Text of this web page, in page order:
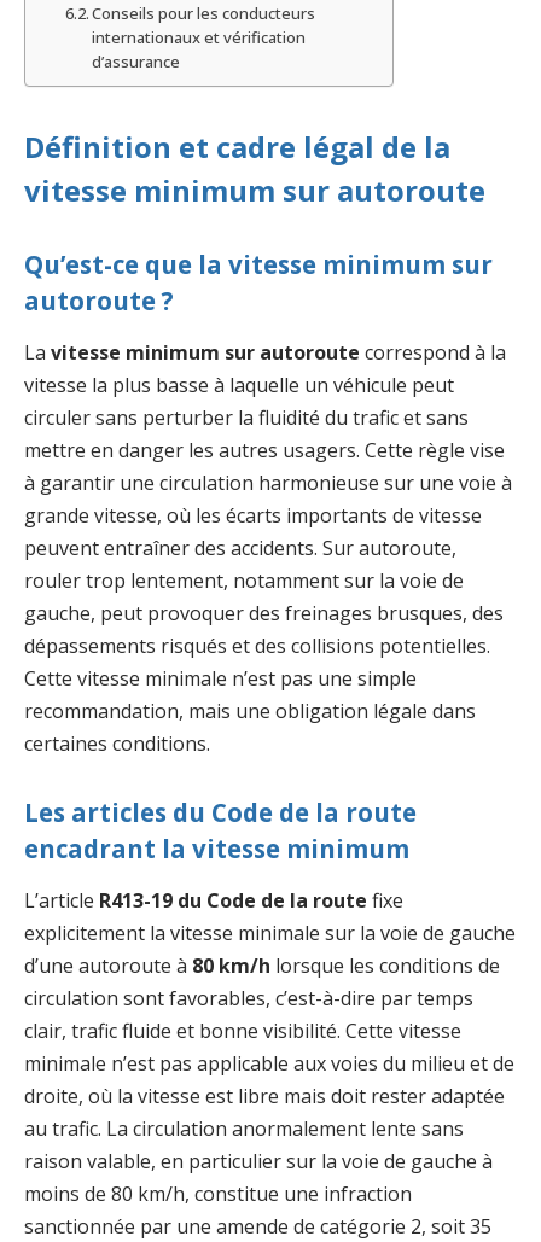
Conseils pour les conducteurs
internationaux et vérification
d’assurance
Définition et cadre légal de la
vitesse minimum sur autoroute
Qu’est-ce que la vitesse minimum sur
autoroute ?
La vitesse minimum sur autoroute correspond à la
vitesse la plus basse à laquelle un véhicule peut
circuler sans perturber la fluidité du trafic et sans
mettre en danger les autres usagers. Cette règle vise
à garantir une circulation harmonieuse sur une voie à
grande vitesse, où les écarts importants de vitesse
peuvent entraîner des accidents. Sur autoroute,
rouler trop lentement, notamment sur la voie de
gauche, peut provoquer des freinages brusques, des
dépassements risqués et des collisions potentielles.
Cette vitesse minimale n’est pas une simple
recommandation, mais une obligation légale dans
certaines conditions.
Les articles du Code de la route
encadrant la vitesse minimum
L’article R413-19 du Code de la route fixe
explicitement la vitesse minimale sur la voie de gauche
d’une autoroute à 80 km/h lorsque les conditions de
circulation sont favorables, c’est-à-dire par temps
clair, trafic fluide et bonne visibilité. Cette vitesse
minimale n’est pas applicable aux voies du milieu et de
droite, où la vitesse est libre mais doit rester adaptée
au trafic. La circulation anormalement lente sans
raison valable, en particulier sur la voie de gauche à
moins de 80 km/h, constitue une infraction
sanctionnée par une amende de catégorie 2, soit 35